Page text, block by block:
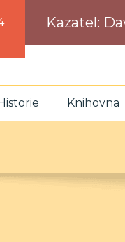
Kazatel:
Knihovna